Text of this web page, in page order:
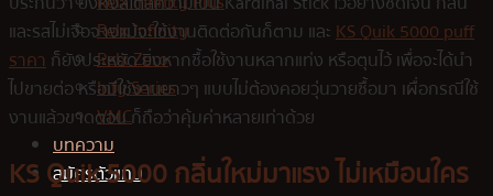
Relx Infinity
Relx Zero
Infy Series
VMC
บทความ
สมัครตัวแทน
และรสไม่เจือจางแม้จะใช้งานติดต่อกันก็ตาม และKS Quik 5000 puff
ราคาก็ยังประหยัด ยิ่งหากซื้อใช้งานหลากแท่ง หรือตุนไว้ เพื่อจะได้นำ
ไปขายต่อ หรือมีใช้งานยาวๆ แบบไม่ต้องคอยวุ่นวายซื้อมา เผื่อกรณีใช้
งานแล้วขาดตอน ก็ถือว่าคุ้มค่าหลายเท่าด้วย
KS Quik 5000 กลิ่นใหม่มาแรง ไม่เหมือนใคร